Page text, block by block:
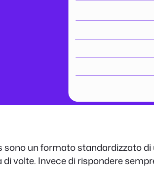
sono un formato standardizzato
volte. Invece di rispondere